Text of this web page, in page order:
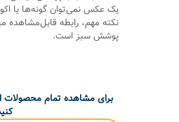
یک عکس نمی‌توان گونه‌ها یا
نکته مهم، رابطه قابل‌مشاهده
پوشش سبز است.
برای مشاهده تمام محصولات